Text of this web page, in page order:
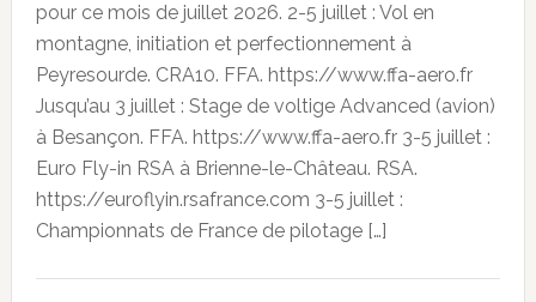
pour ce mois de juillet 2026. 2-5 juillet : Vol en
montagne, initiation et perfectionnement à
Peyresourde. CRA10. FFA. https://www.ffa-aero.fr
Jusqu’au 3 juillet : Stage de voltige Advanced (avion)
à Besançon. FFA. https://www.ffa-aero.fr 3-5 juillet :
Euro Fly-in RSA à Brienne-le-Château. RSA.
https://euroflyin.rsafrance.com 3-5 juillet :
Championnats de France de pilotage […]